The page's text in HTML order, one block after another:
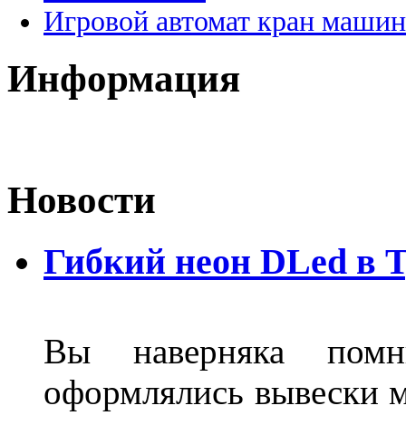
Игровой автомат кран
Информация
Новости
Гибкий неон DLed в
Вы наверняка
оформлялись вывески